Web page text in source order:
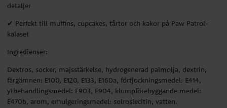
detaljer
✔ Perfekt till muffins, cupcakes, tårtor och kakor på Paw Patrol-
kalaset
Ingredienser:
Dextros, socker, majsstärkelse, hydrogenerad palmolja, dextrin,
färgämnen: E100, E120, E133, E160a, förtjockningsmedel: E414,
ytbehandlingsmedel: E903, E904, klumpförebyggande medel:
E470b, arom, emulgeringsmedel: solroslecitin, vatten.